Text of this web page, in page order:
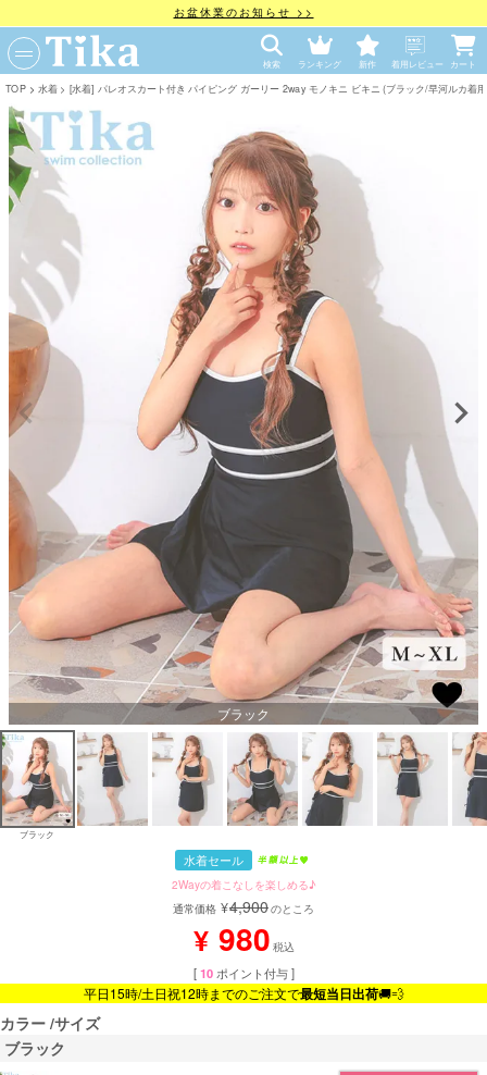
お盆休業のお知らせ >>
検索 ランキング 新作 着用レビュー カート
TOP 水着 [水着] パレオスカート付き パイピング ガーリー 2way モノキニ ビキニ (ブラック/早河ルカ着
ブラック
ブラック
水着セール
2Wayの着こなしを楽しめる♪
通常価格 ¥4,900のところ
¥ 980 税込
[ 10 ポイント付与 ]
平日15時/土日祝12時までのご注文で最短当日出荷🚚💨
カラー サイズ
ブラック